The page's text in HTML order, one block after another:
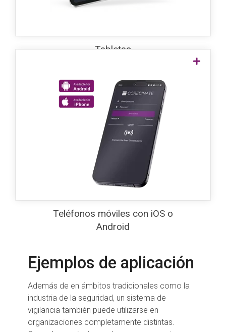
Tabletas
cómoda y clara en una tableta estándar
Teléfonos móviles con iOS o
Android
En cualquier smartphone
con iOS o Android
COREDINATE puede utilizarse de forma
cómoda y flexible en Android y iPhone. La
app es especialmente sencilla e
innovadora para una buena gestión de la
Ejemplos de aplicación
Además de en ámbitos tradicionales como la
industria de la seguridad, un sistema de
vigilancia también puede utilizarse en
organizaciones completamente distintas.